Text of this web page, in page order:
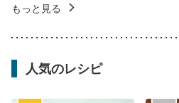
もっと見る
人気のレシピ